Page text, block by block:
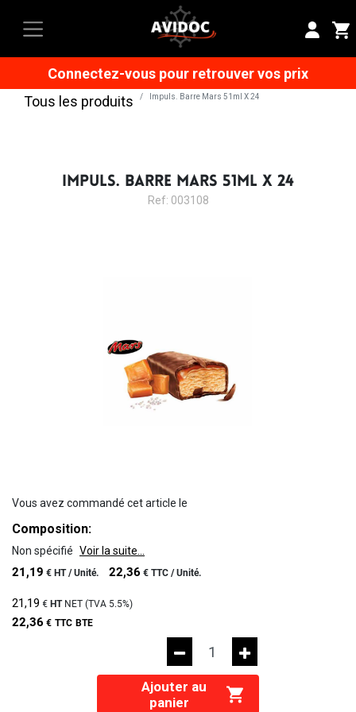
Connectez-vous pour retrouver vos prix
Tous les produits
Impuls. Barre Mars 51ml X 24
IMPULS. BARRE MARS 51ML X 24
Ref: 003108
Vous avez commandé cet article le
Composition:
Non spécifié Voir la suite...
21,19 € HT /Unité. 22,36 € TTC /Unité.
21,19 € HTNET (TVA 5.5%)
22,36 € TTC BTE
Ajouter au
panier